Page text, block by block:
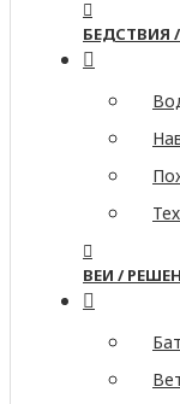
БЕДСТВИЯ
ВЕИ /